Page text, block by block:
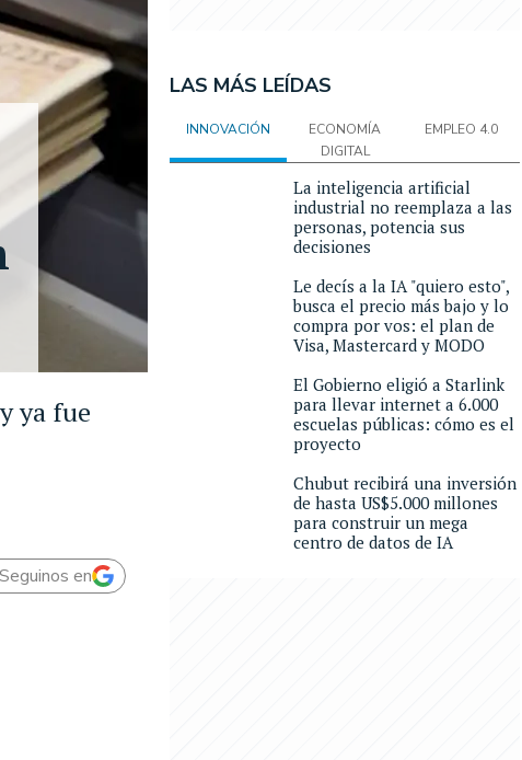
ya fue
en
LAS MÁS LEÍDAS
INNOVACIÓN
ECONOMÍA
DIGITAL
EMPLEO 4.0
La inteligencia artificial
industrial no reemplaza a las
personas, potencia sus
decisiones
Le decís a la IA "quiero esto",
busca el precio más bajo y lo
compra por vos: el plan de
Visa, Mastercard y MODO
El Gobierno eligió a Starlink
para llevar internet a 6.000
escuelas públicas: cómo es el
proyecto
Chubut recibirá una inversión
de hasta US$5.000 millones
para construir un mega
centro de datos de IA